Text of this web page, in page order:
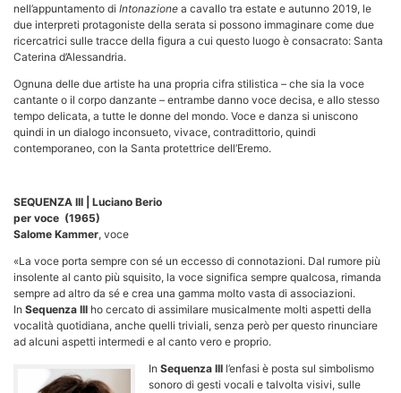
nell’appuntamento di Intonazione a cavallo tra estate e autunno 2019, le
due interpreti protagoniste della serata si possono immaginare come due
ricercatrici sulle tracce della figura a cui questo luogo è consacrato: Santa
Caterina d’Alessandria.
Ognuna delle due artiste ha una propria cifra stilistica – che sia la voce
cantante o il corpo danzante – entrambe danno voce decisa, e allo stesso
tempo delicata, a tutte le donne del mondo. Voce e danza si uniscono
quindi in un dialogo inconsueto, vivace, contradittorio, quindi
contemporaneo, con la Santa protettrice dell’Eremo.
SEQUENZA III | Luciano Berio
per voce (1965)
Salome Kammer, voce
«La voce porta sempre con sé un eccesso di connotazioni. Dal rumore più
insolente al canto più squisito, la voce significa sempre qualcosa, rimanda
sempre ad altro da sé e crea una gamma molto vasta di associazioni.
In Sequenza III ho cercato di assimilare musicalmente molti aspetti della
vocalità quotidiana, anche quelli triviali, senza però per questo rinunciare
ad alcuni aspetti intermedi e al canto vero e proprio.
In Sequenza III l’enfasi è posta sul simbolismo
sonoro di gesti vocali e talvolta visivi, sulle